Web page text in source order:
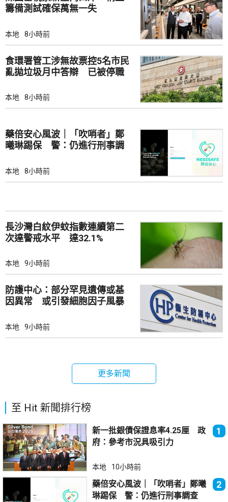
籌備測試確保萬無一失
本地 8小時前
食環署管工涉無故票控5名市民
亂拋垃圾月中答辯 已被停職
本地 8小時前
藥倍安心風波｜「吹哨者」鄭
曦琳踢保 警：仍進行刑事調
本地 8小時前
長沙灣白紋伊蚊指數連續第二
次達警戒水平 達32.1%
本地 9小時前
防護中心：部分罕見遺傳或基
因異常 或引發細胞因子風暴
本地 9小時前
更多新聞
至 Hit 新聞排行榜
新一批銀債保證息率4.25厘 政
府：參考市況具吸引力
1
本地 10小時前
藥倍安心風波｜「吹哨者」鄭曦
琳踢保 警：仍進行刑事調查
2